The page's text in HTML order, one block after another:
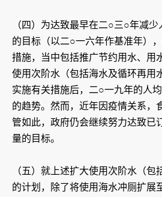
（四）为达致最早在二○三○年减
的目标（以二○一六年作基准年）
措施，当中包括推广节约用水、用
使用次阶水（包括海水及循环再用
实施有关措施后，二○一九年的人
的趋势。然而，近年因疫情关系，
管如此，政府仍会继续努力达致已
量的目标。
（五）就上述扩大使用次阶水（包
的计划，除了将使用海水冲厕扩展